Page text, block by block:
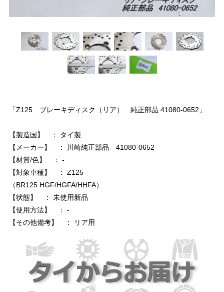
「Z125 ブレーキディスク（リア） 純正部品 41080-0652」
【製造国】 ： タイ製
【メーカー】 ： 川崎純正部品 41080-0652
【材質/色】 ： -
【対象車種】 ： Z125
（BR125 HGF/HGFA/HHFA）
【状態】 ： 未使用新品
【使用方法】 ： -
【その他備考】 ： リア用